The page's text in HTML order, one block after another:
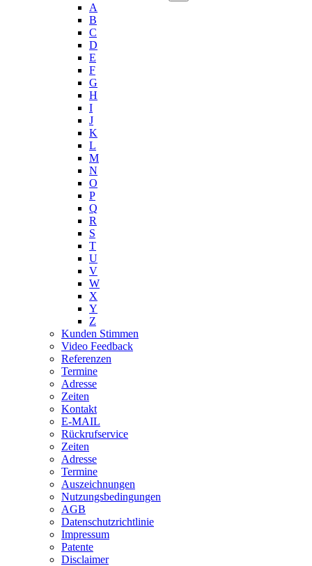
A
B
C
D
E
F
G
H
I
J
K
L
M
N
O
P
Q
R
S
T
U
V
W
X
Y
Z
Kunden Stimmen
Video Feedback
Referenzen
Termine
Adresse
Zeiten
Kontakt
E-MAIL
Rückrufservice
Zeiten
Adresse
Termine
Auszeichnungen
Nutzungsbedingungen
AGB
Datenschutzrichtlinie
Impressum
Patente
Disclaimer